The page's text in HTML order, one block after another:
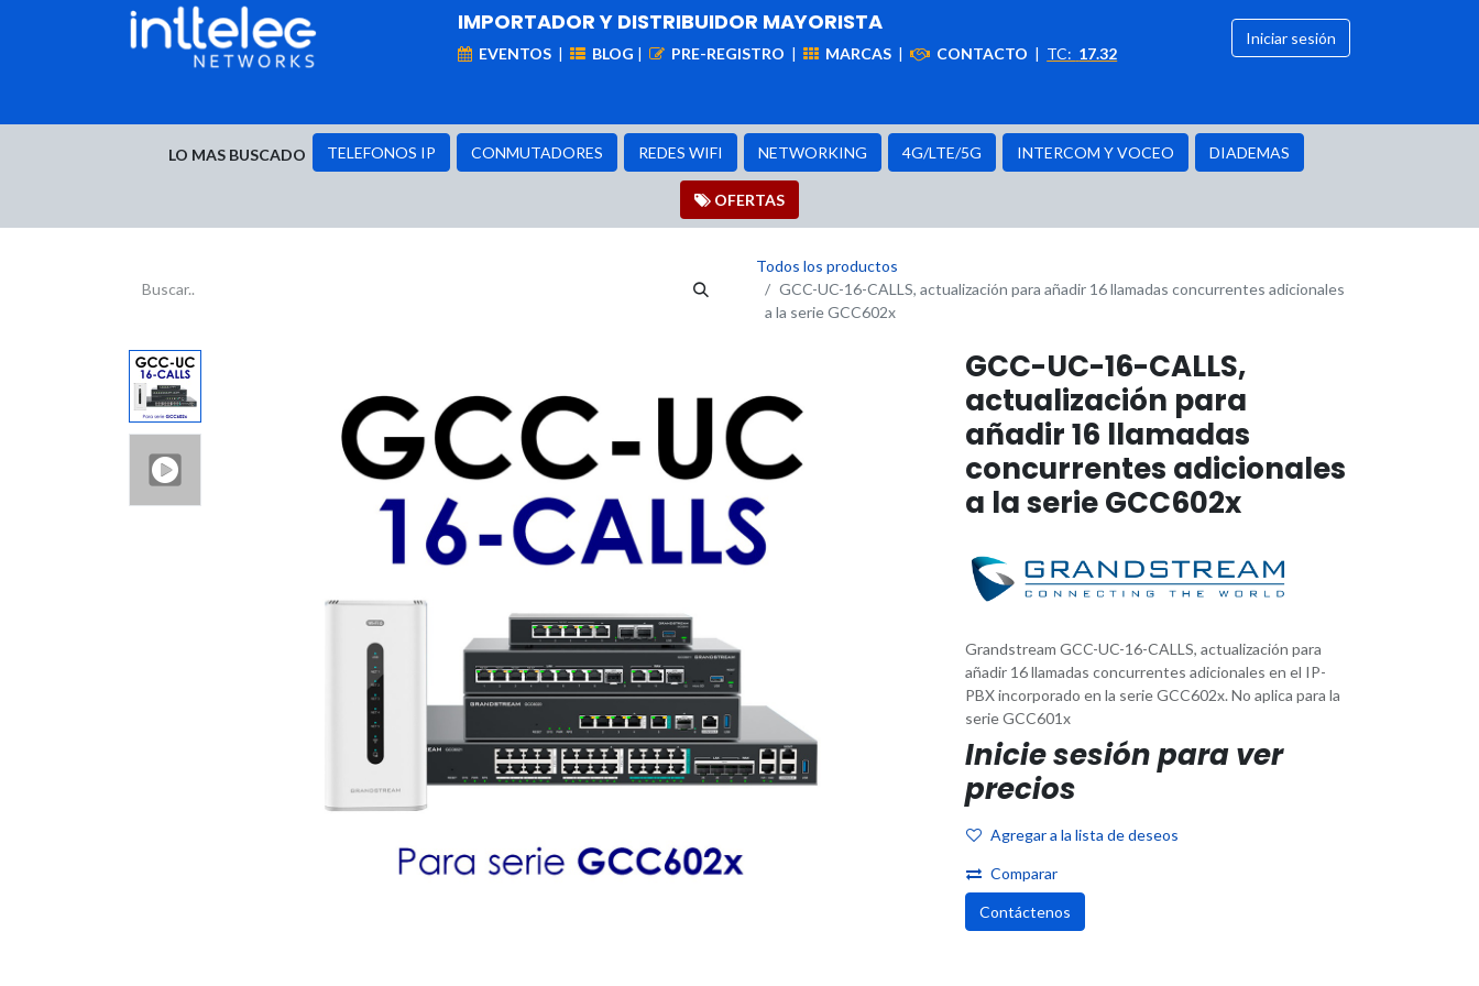
IMPORTADOR Y DISTRIBUIDOR MAYORISTA
EVENTOS | BLOG | PRE-REGISTRO | MARCAS | CONTACTO | TC: 17.32
Iniciar sesión
LO MAS BUSCADO TELEFONOS IP CONMUTADORES REDES WIFI NETWORKING 4G/LTE/5G INTERCOM Y VOCEO DIADEMAS
OFER​​​​TAS
Todos los productos
GCC-UC-16-CALLS, actualización para añadir 16 llamadas concurrentes adicionales
a la serie GCC602x
GCC-UC-16-CALLS,
actualización para
añadir 16 llamadas
concurrentes adicionales
a la serie GCC602x
Grandstream GCC-UC-16-CALLS, actualización para
añadir 16 llamadas concurrentes adicionales en el IP-
PBX incorporado en la serie GCC602x. No aplica para la
serie GCC601x
Inicie sesión para ver
precios
Agregar a la lista de deseos
Comparar
Contáctenos